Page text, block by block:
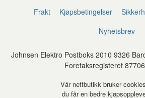
Frakt Kjøpsbetingelser
Nyhetsbrev
Johnsen Elektro Postboks 2010 9326
Foretaksregisteret
Vår nettbutikk bruker
du får en bedre